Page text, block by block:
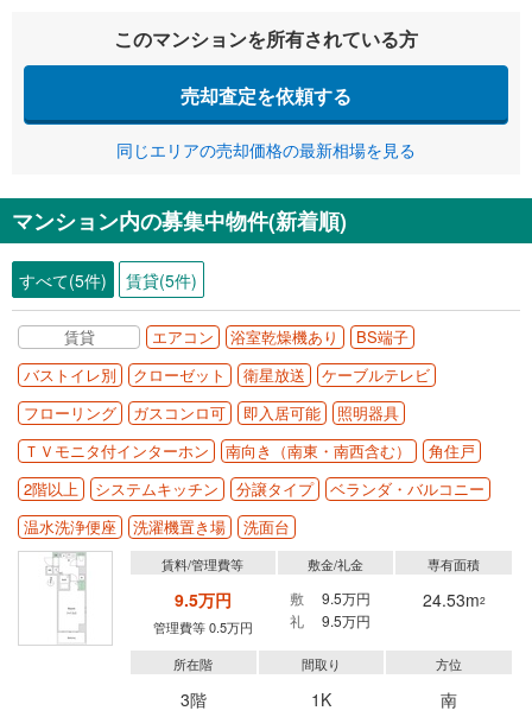
このマンションを所有されている方
売却査定を依頼する
同じエリアの売却価格の最新相場を見る
マンション内の募集中物件(新着順)
すべて(5件) 賃貸(5件)
賃貸 エアコン 浴室乾燥機あり
BS端子
バストイレ別
クローゼット 衛星放送
ケーブルテレビ
フローリング
ガスコンロ可 即入居可能
照明器具
ＴＶモニタ付インターホン
南向き（南東・南西含む）
角住戸
2階以上
システムキッチン 分譲タイプ
ベランダ・バルコニー
温水洗浄便座
洗濯機置き場 洗面台
賃料/管理費等
9.5万円
管理費等 0.5万円
敷金/礼金
敷
9.5万円
礼
9.5万円
専有面積
24.53m2
所在階
3階
間取り
1K
方位
南